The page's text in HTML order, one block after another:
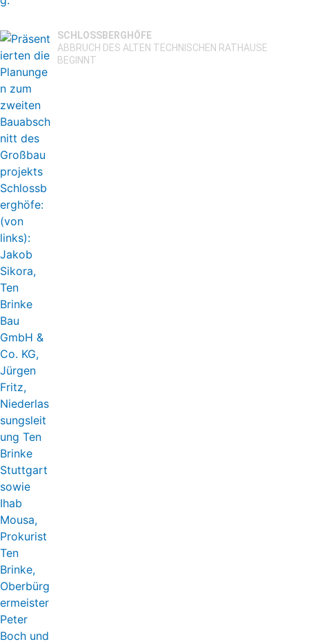
SCHLOSSBERGHÖFE
ABBRUCH DES ALTEN TECHNISCHEN RATHAUSE
BEGINNT